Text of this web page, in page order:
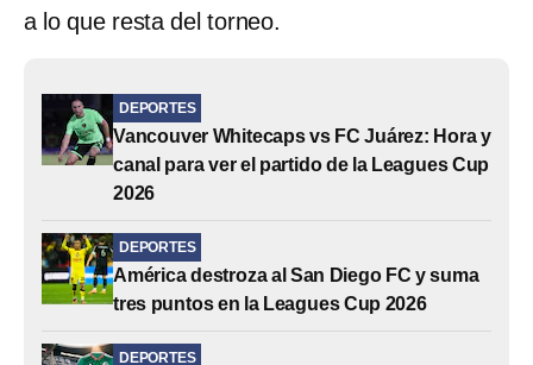
a lo que resta del torneo.
DEPORTES
Vancouver Whitecaps vs FC Juárez: Hora y
canal para ver el partido de la Leagues Cup
2026
DEPORTES
América destroza al San Diego FC y suma
tres puntos en la Leagues Cup 2026
DEPORTES